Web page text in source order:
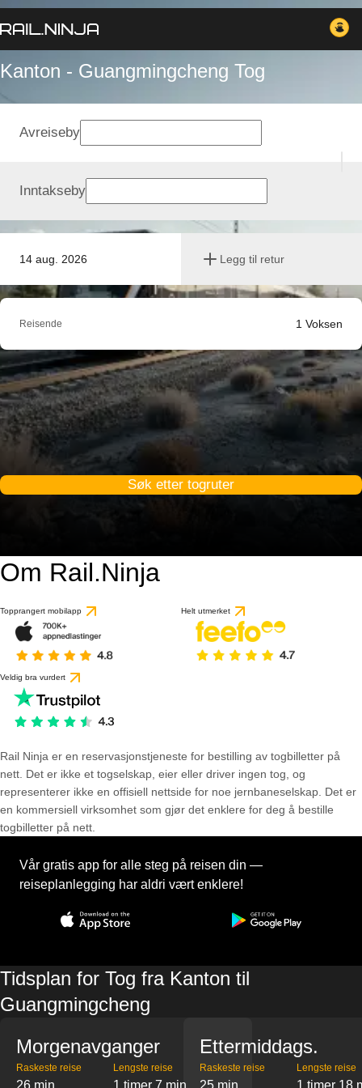
Kanton - Guangmingcheng Tog
14 aug. 2026 Legg til retur
Avreiseby
Inntakseby
Reisende 1 Voksen
Søk etter togruter
Om Rail.Ninja
Topprangert mobilapp Helt utmerket
Veldig bra vurdert
Rail Ninja er en reservasjons­tjeneste for bestilling av togbilletter på
nett. Det er ikke et togselskap, eier eller driver ingen tog, og
representerer ikke en offisiell nettside for noe jernbaneselskap. Det er
en kommersiell virksomhet som gjør det enklere for deg å bestille
togbilletter på nett.
Vår gratis app for alle steg på reisen din —
reiseplanlegging har aldri vært enklere!
Tidsplan for Tog fra Kanton til
Guangmingcheng
Morgenavganger
Raskeste reise
26 min
Lengste reise
1 timer 7 min
Ettermiddags.
Raskeste reise
25 min
Lengste reise
1 timer 18